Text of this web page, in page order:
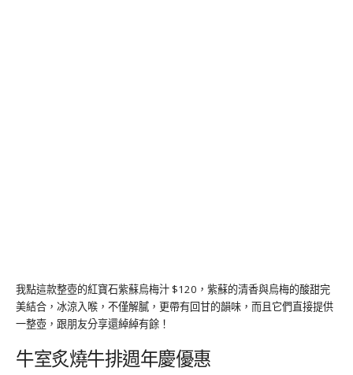
我點這款整壺的紅寶石紫蘇烏梅汁 $120，紫蘇的清香與烏梅的酸甜完
美結合，冰涼入喉，不僅解膩，更帶有回甘的韻味，而且它們直接提供
一整壺，跟朋友分享還綽綽有餘！
牛室炙燒牛排週年慶優惠